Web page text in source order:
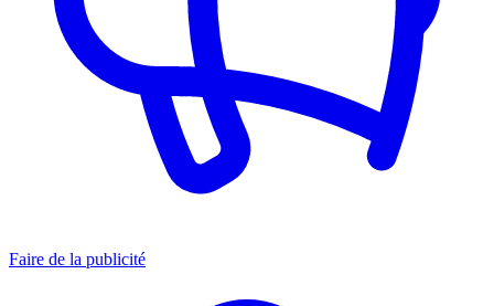
Faire de la publicité